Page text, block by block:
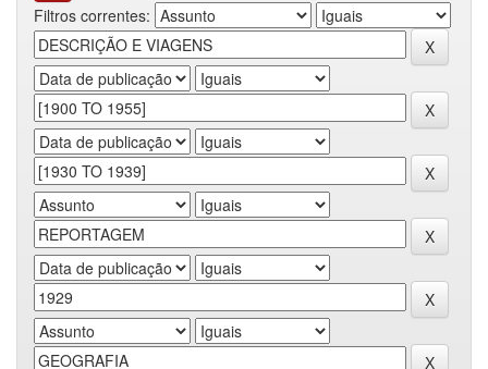
Filtros correntes: